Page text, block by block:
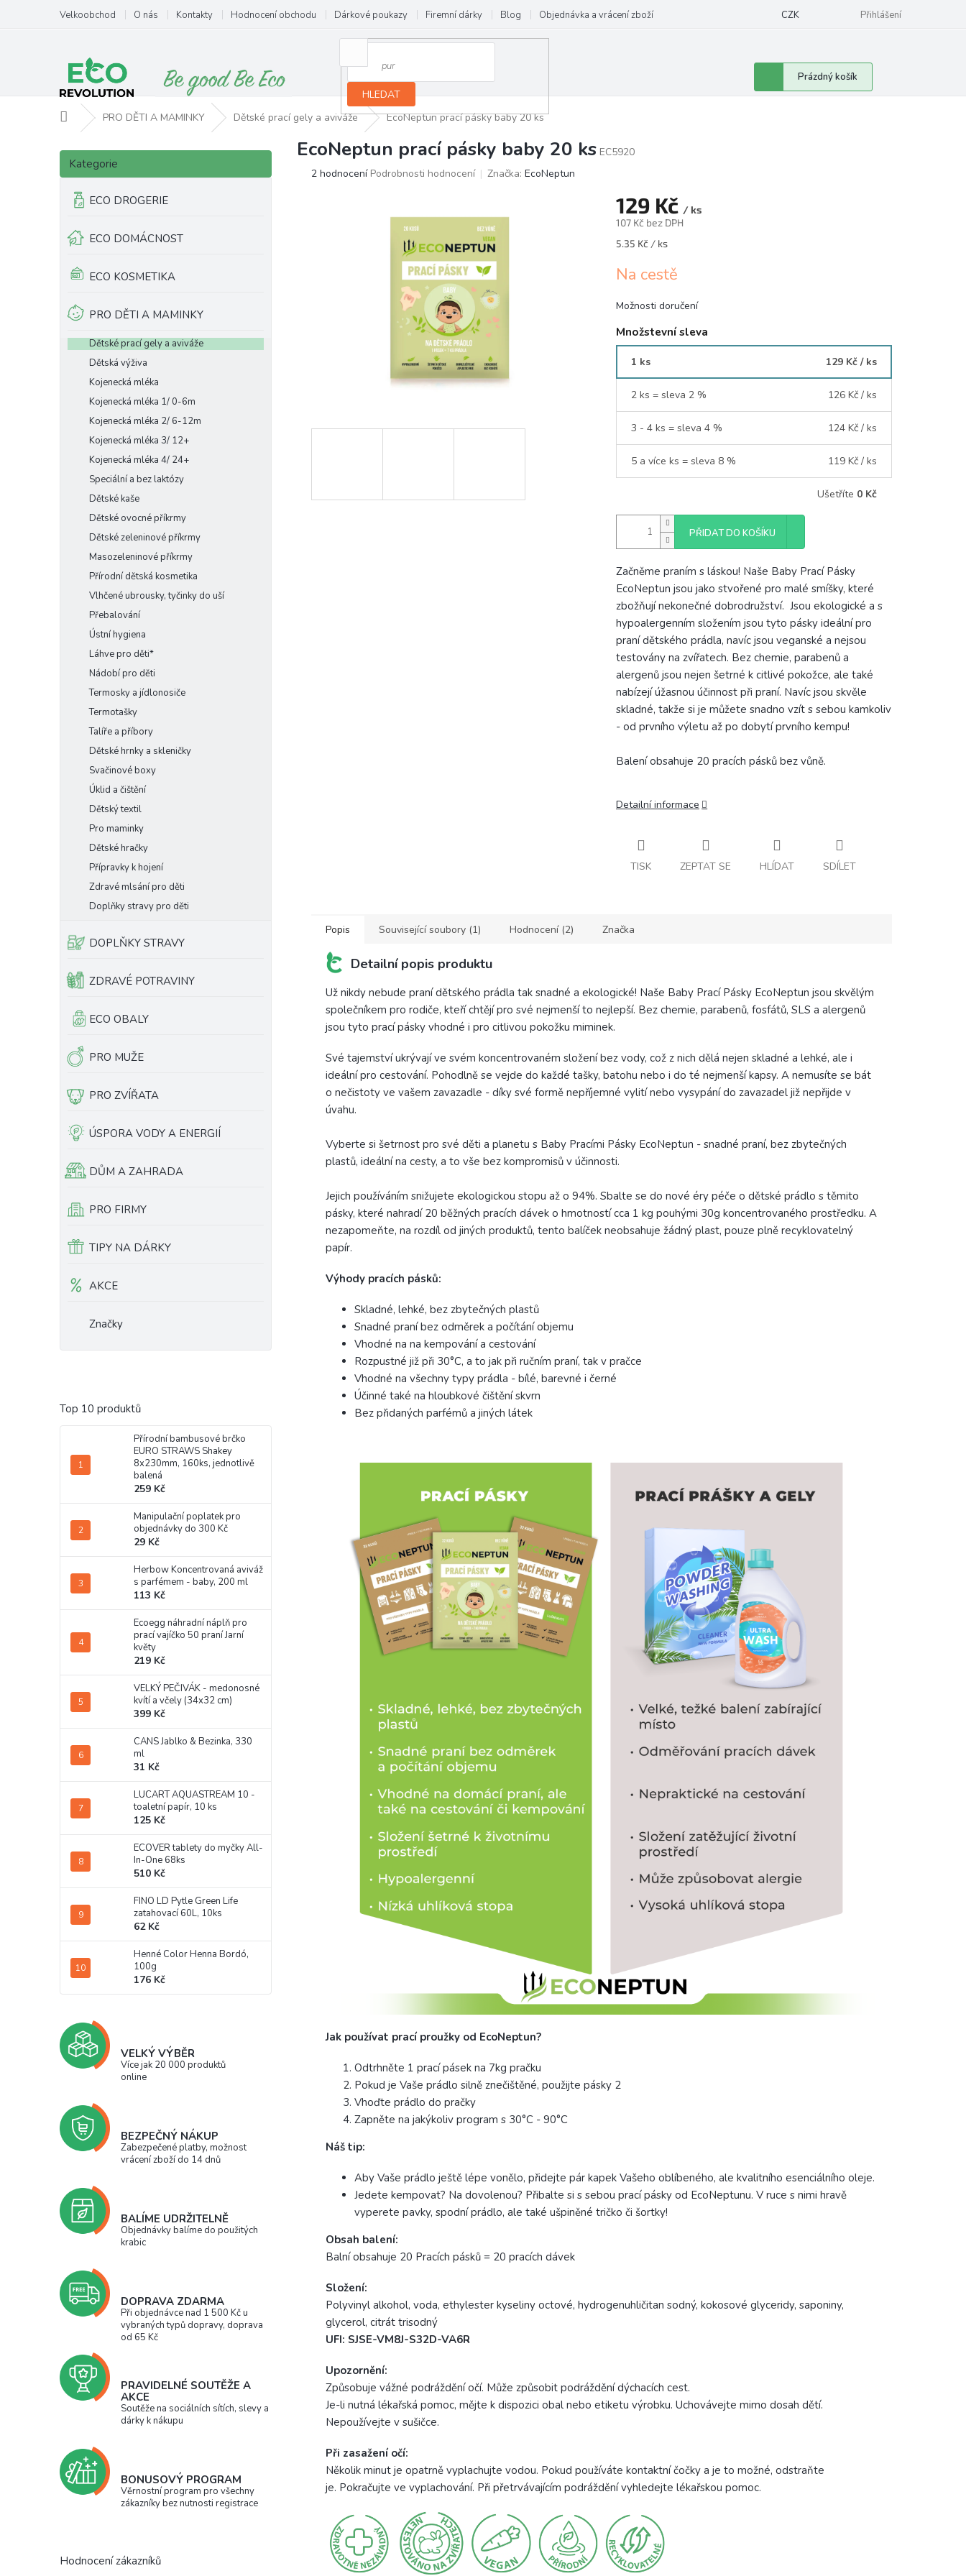
obsah
Velkoobchod O nás Kontakty Hodnocení obchodu Dárkové poukazy Firemní dárky Blog Objednávka a vrácení zboží CZK Přihlášení
HLEDAT
Nákupní
košík
Prázdný košík
Domů PRO DĚTI A MAMINKY Dětské prací gely a aviváže EcoNeptun prací pásky baby 20 ks
P
s
n
n
Přeskočit
kategorie
Kategorie
ECO DROGERIE
ECO DOMÁCNOST
ECO KOSMETIKA
PRO DĚTI A MAMINKY
Dětské prací gely a aviváže
Dětská výživa
Kojenecká mléka
Kojenecká mléka 1/ 0-6m
Kojenecká mléka 2/ 6-12m
Kojenecká mléka 3/ 12+
Kojenecká mléka 4/ 24+
Speciální a bez laktózy
Dětské kaše
Dětské ovocné příkrmy
Dětské zeleninové příkrmy
Masozeleninové příkrmy
Přírodní dětská kosmetika
Vlhčené ubrousky, tyčinky do uší
Přebalování
Ústní hygiena
Láhve pro děti*
Nádobí pro děti
Termosky a jídlonosiče
Termotašky
Talíře a příbory
Dětské hrnky a skleničky
Svačinové boxy
Úklid a čištění
Dětský textil
Pro maminky
Dětské hračky
Přípravky k hojení
Zdravé mlsání pro děti
Doplňky stravy pro děti
DOPLŇKY STRAVY
ZDRAVÉ POTRAVINY
ECO OBALY
PRO MUŽE
PRO ZVÍŘATA
ÚSPORA VODY A ENERGIÍ
DŮM A ZAHRADA
PRO FIRMY
TIPY NA DÁRKY
AKCE
Značky
Top 10 produktů
Přírodní bambusové brčko
EURO STRAWS Shakey
8x230mm, 160ks, jednotlivě
balená
259 Kč
Manipulační poplatek pro
objednávky do 300 Kč
29 Kč
Herbow Koncentrovaná aviváž
s parfémem - baby, 200 ml
113 Kč
Ecoegg náhradní náplň pro
prací vajíčko 50 praní Jarní
květy
219 Kč
VELKÝ PEČIVÁK - medonosné
kvítí a včely (34x32 cm)
399 Kč
CANS Jablko & Bezinka, 330
ml
31 Kč
LUCART AQUASTREAM 10 -
toaletní papír, 10 ks
125 Kč
ECOVER tablety do myčky All-
In-One 68ks
510 Kč
FINO LD Pytle Green Life
zatahovací 60L, 10ks
62 Kč
Henné Color Henna Bordó,
100g
176 Kč
VELKÝ VÝBĚR
Více jak 20 000 produktů
online
BEZPEČNÝ NÁKUP
Zabezpečené platby, možnost
vrácení zboží do 14 dnů
BALÍME UDRŽITELNĚ
Objednávky balíme do použitých
krabic
DOPRAVA ZDARMA
Při objednávce nad 1 500 Kč u
vybraných typů dopravy, doprava
od 65 Kč
PRAVIDELNÉ SOUTĚŽE A
AKCE
Soutěže na sociálních sítích, slevy a
dárky k nákupu
BONUSOVÝ PROGRAM
Věrnostní program pro všechny
zákazníky bez nutnosti registrace
Hodnocení zákazníků
EcoNeptun prací pásky baby 20 ks EC5920
Průměrné
2 hodnocení Podrobnosti hodnocení Značka: EcoNeptun
129 Kč / ks
107 Kč bez DPH
5.35 Kč / ks
Na cestě
Možnosti doručení
Množstevní sleva
1 ks 129 Kč / ks
2 ks = sleva 2 % 126 Kč / ks
3 - 4 ks = sleva 4 % 124 Kč / ks
5 a více ks = sleva 8 % 119 Kč / ks
Ušetříte 0 Kč
PŘIDAT DO KOŠÍKU
Začněme praním s láskou! Naše Baby Prací Pásky
EcoNeptun jsou jako stvořené pro malé smíšky, které
zbožňují nekonečné dobrodružství. Jsou ekologické a s
hypoalergenním složením jsou tyto pásky ideální pro
praní dětského prádla, navíc jsou veganské a nejsou
testovány na zvířatech. Bez chemie, parabenů a
alergenů jsou nejen šetrné k citlivé pokožce, ale také
nabízejí úžasnou účinnost při praní. Navíc jsou skvěle
skladné, takže si je můžete snadno vzít s sebou kamkoliv
- od prvního výletu až po dobytí prvního kempu!
Balení obsahuje 20 pracích pásků bez vůně.
Detailní informace
TISK ZEPTAT SE HLÍDAT SDÍLET
Popis Související soubory (1) Hodnocení (2) Značka
Detailní popis produktu
Už nikdy nebude praní dětského prádla tak snadné a ekologické! Naše Baby Prací Pásky EcoNeptun jsou skvělým
společníkem pro rodiče, kteří chtějí pro své nejmenší to nejlepší. Bez chemie, parabenů, fosfátů, SLS a alergenů
jsou tyto prací pásky vhodné i pro citlivou pokožku miminek.
Své tajemství ukrývají ve svém koncentrovaném složení bez vody, což z nich dělá nejen skladné a lehké, ale i
ideální pro cestování. Pohodlně se vejde do každé tašky, batohu nebo i do té nejmenší kapsy. A nemusíte se bát
o nečistoty ve vašem zavazadle - díky své formě nepříjemné vylití nebo vysypání do zavazadel již nepřijde v
úvahu.
Vyberte si šetrnost pro své děti a planetu s Baby Pracími Pásky EcoNeptun - snadné praní, bez zbytečných
plastů, ideální na cesty, a to vše bez kompromisů v účinnosti.
Jejich používáním snižujete ekologickou stopu až o 94%. Sbalte se do nové éry péče o dětské prádlo s těmito
pásky, které nahradí 20 běžných pracích dávek o hmotností cca 1 kg pouhými 30g koncentrovaného prostředku. A
nezapomeňte, na rozdíl od jiných produktů, tento balíček neobsahuje žádný plast, pouze plně recyklovatelný
papír.
Výhody pracích pásků:
Skladné, lehké, bez zbytečných plastů
Snadné praní bez odměrek a počítání objemu
Vhodné na na kempování a cestování
Rozpustné již při 30°C, a to jak při ručním praní, tak v pračce
Vhodné na všechny typy prádla - bílé, barevné i černé
Účinné také na hloubkové čištění skvrn
Bez přidaných parfémů a jiných látek
Jak používat prací proužky od EcoNeptun?
Odtrhněte 1 prací pásek na 7kg pračku
Pokud je Vaše prádlo silně znečištěné, použijte pásky 2
Vhoďte prádlo do pračky
Zapněte na jakýkoliv program s 30°C - 90°C
Náš tip:
Aby Vaše prádlo ještě lépe vonělo, přidejte pár kapek Vašeho oblíbeného, ale kvalitního esenciálního oleje.
Jedete kempovat? Na dovolenou? Přibalte si s sebou prací pásky od EcoNeptunu. V ruce s nimi hravě
vyperete pavky, spodní prádlo, ale také ušpiněné tričko či šortky!
Obsah balení:
Balní obsahuje 20 Pracích pásků = 20 pracích dávek
Složení:
Polyvinyl alkohol, voda, ethylester kyseliny octové, hydrogenuhličitan sodný, kokosové glyceridy, saponiny,
glycerol, citrát trisodný
UFI: SJSE-VM8J-S32D-VA6R
Upozornění:
Způsobuje vážné podráždění očí. Může způsobit podráždění dýchacích cest.
Je-li nutná lékařská pomoc, mějte k dispozici obal nebo etiketu výrobku. Uchovávejte mimo dosah dětí.
Nepoužívejte v sušičce.
Při zasažení očí:
Několik minut je opatrně vyplachujte vodou. Pokud používáte kontaktní čočky a je to možné, odstraňte
je. Pokračujte ve vyplachování. Při přetrvávajícím podráždění vyhledejte lékařskou pomoc.